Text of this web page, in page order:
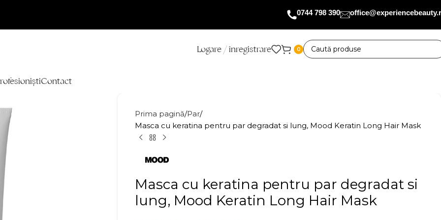
0744 798 390
Logare / înregistrare 0
Contact
Prima pagină Par
Masca cu keratina pentru par degradat si lung, Mood Keratin Long Hair Mask
Masca cu keratina pentru par degradat si
lung, Mood Keratin Long Hair Mask